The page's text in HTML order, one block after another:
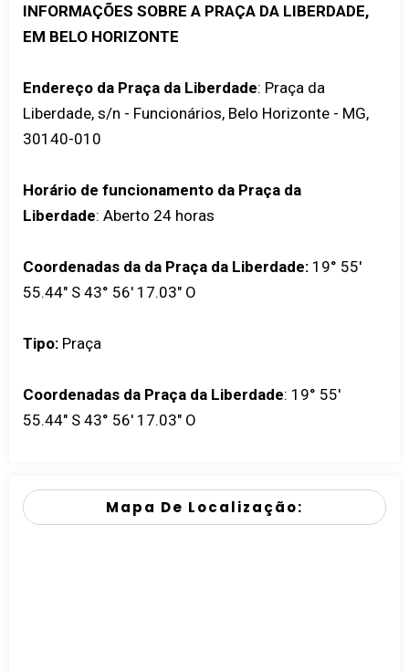
INFORMAÇÕES SOBRE A PRAÇA DA LIBERDADE,
EM BELO HORIZONTE
Endereço da Praça da Liberdade: Praça da
Liberdade, s/n - Funcionários, Belo Horizonte - MG,
30140-010
Horário de funcionamento da Praça da
Liberdade: Aberto 24 horas
Coordenadas da da Praça da Liberdade: 19° 55'
55.44" S 43° 56' 17.03" O
Tipo: Praça
Coordenadas da Praça da Liberdade: 19° 55'
55.44" S 43° 56' 17.03" O
Mapa De Localização: